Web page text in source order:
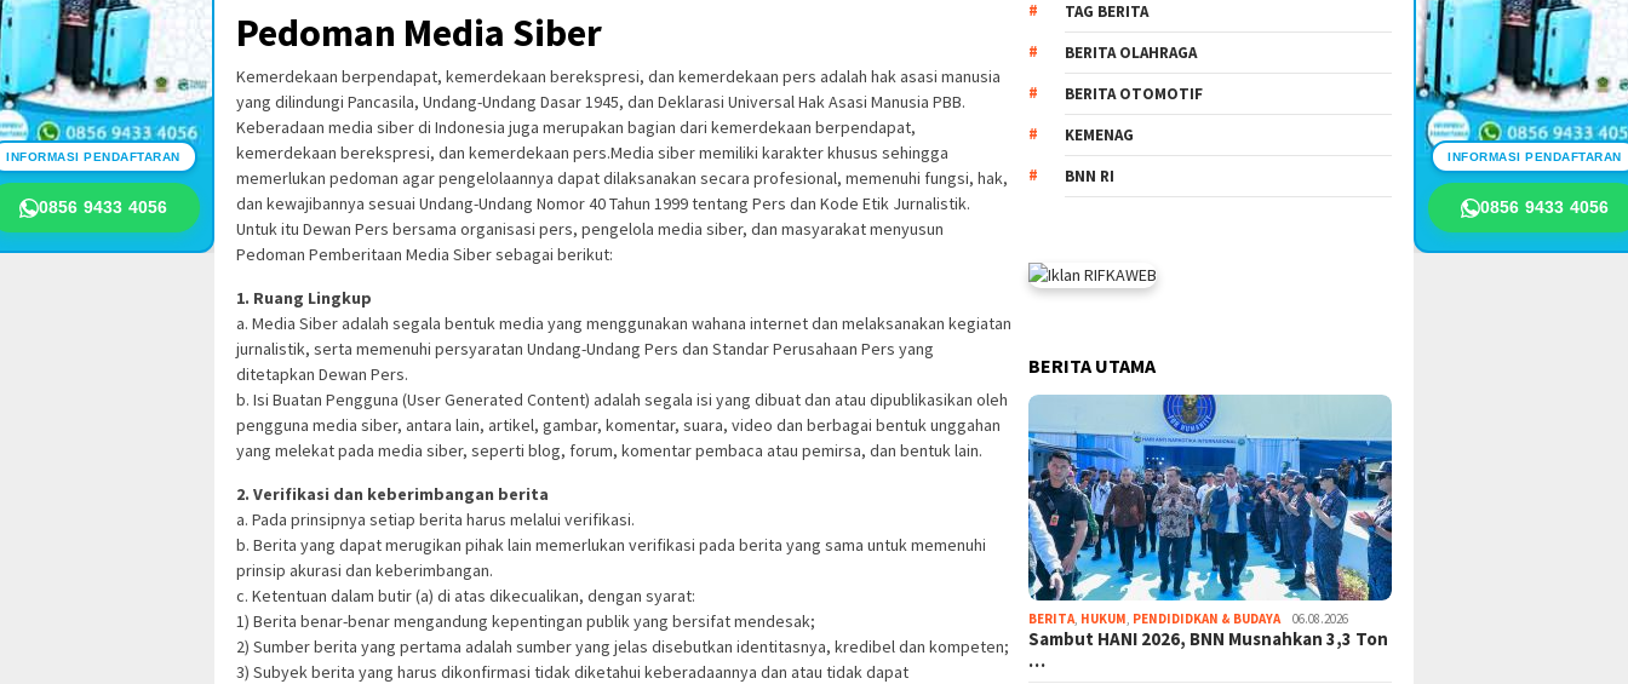
INFORMASI PENDAFTARAN
0856 9433 4056
INFORMASI PENDAFTARAN
0856 9433 4056
Pedoman Media Siber
Kemerdekaan berpendapat, kemerdekaan berekspresi, dan kemerdekaan pers adalah hak asasi manusia
yang dilindungi Pancasila, Undang-Undang Dasar 1945, dan Deklarasi Universal Hak Asasi Manusia PBB.
Keberadaan media siber di Indonesia juga merupakan bagian dari kemerdekaan berpendapat,
kemerdekaan berekspresi, dan kemerdekaan pers.Media siber memiliki karakter khusus sehingga
memerlukan pedoman agar pengelolaannya dapat dilaksanakan secara profesional, memenuhi fungsi, hak,
dan kewajibannya sesuai Undang-Undang Nomor 40 Tahun 1999 tentang Pers dan Kode Etik Jurnalistik.
Untuk itu Dewan Pers bersama organisasi pers, pengelola media siber, dan masyarakat menyusun
Pedoman Pemberitaan Media Siber sebagai berikut:
1. Ruang Lingkup
a. Media Siber adalah segala bentuk media yang menggunakan wahana internet dan melaksanakan kegiatan
jurnalistik, serta memenuhi persyaratan Undang-Undang Pers dan Standar Perusahaan Pers yang
ditetapkan Dewan Pers.
b. Isi Buatan Pengguna (User Generated Content) adalah segala isi yang dibuat dan atau dipublikasikan oleh
pengguna media siber, antara lain, artikel, gambar, komentar, suara, video dan berbagai bentuk unggahan
yang melekat pada media siber, seperti blog, forum, komentar pembaca atau pemirsa, dan bentuk lain.
2. Verifikasi dan keberimbangan berita
a. Pada prinsipnya setiap berita harus melalui verifikasi.
b. Berita yang dapat merugikan pihak lain memerlukan verifikasi pada berita yang sama untuk memenuhi
prinsip akurasi dan keberimbangan.
c. Ketentuan dalam butir (a) di atas dikecualikan, dengan syarat:
1) Berita benar-benar mengandung kepentingan publik yang bersifat mendesak;
2) Sumber berita yang pertama adalah sumber yang jelas disebutkan identitasnya, kredibel dan kompeten;
3) Subyek berita yang harus dikonfirmasi tidak diketahui keberadaannya dan atau tidak dapat
TAG BERITA
BERITA OLAHRAGA
BERITA OTOMOTIF
KEMENAG
BNN RI
BERITA UTAMA
BERITA, HUKUM, PENDIDIDKAN & BUDAYA 06.08.2026
Sambut HANI 2026, BNN Musnahkan 3,3 Ton
…